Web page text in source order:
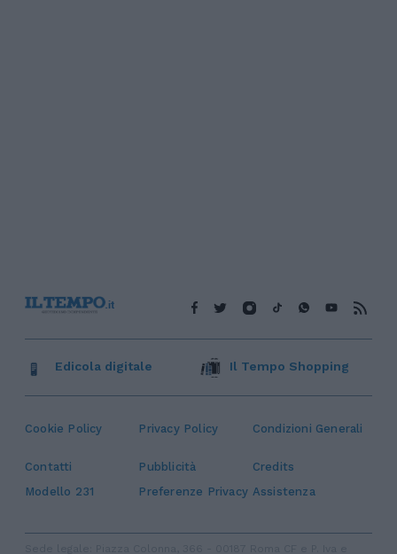
Cookie Policy Privacy Policy Condizioni Generali
Contatti Pubblicità
Credits
Modello 231
Preferenze Privacy Assistenza
Edicola digitale Il Tempo Shopping